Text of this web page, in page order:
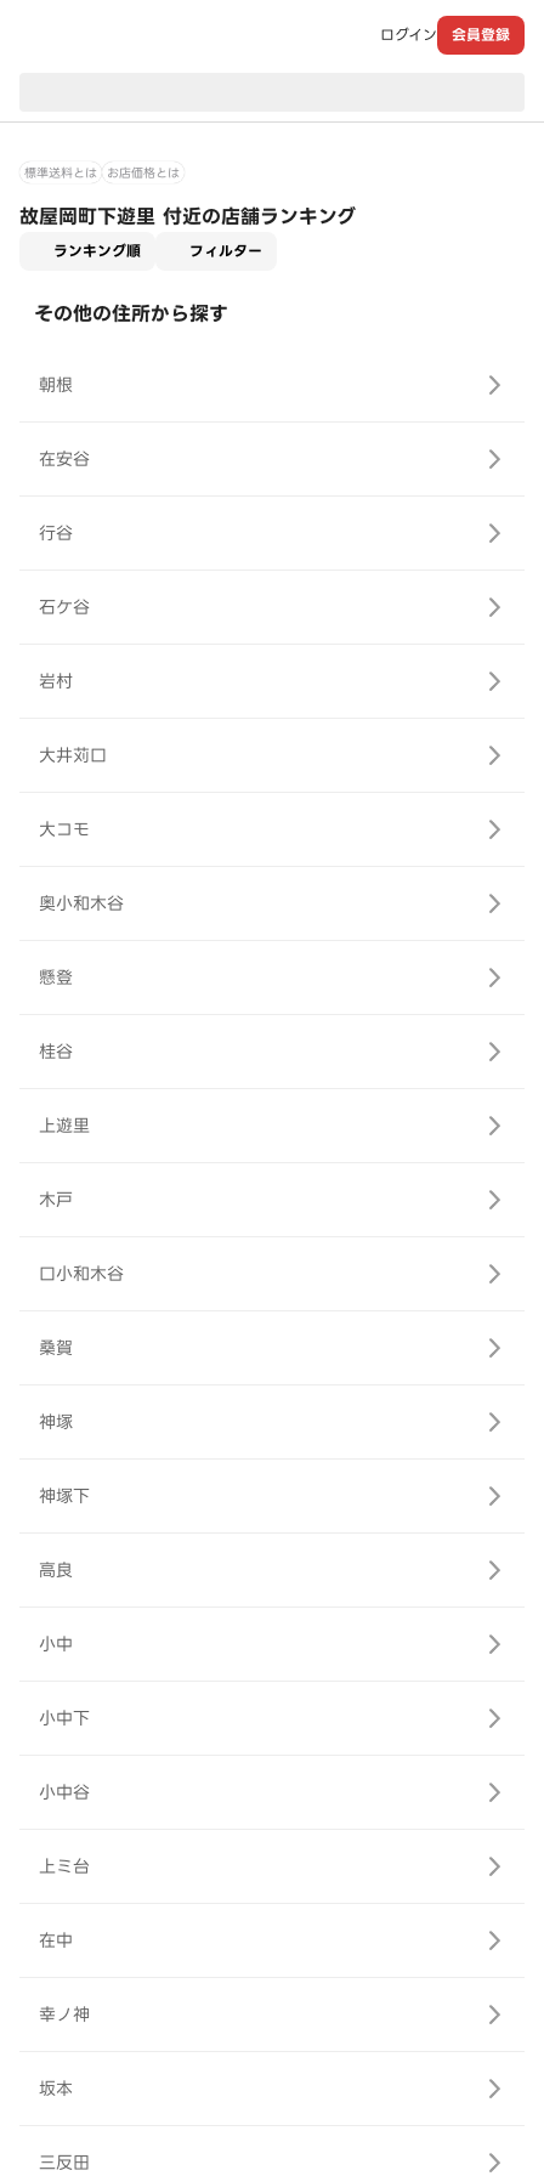
ログイン 会員登録
標準送料とは お店価格とは
故屋岡町下遊里 付近の店舗ランキング
ランキング順 フィルター
その他の住所から探す
朝根
在安谷
行谷
石ケ谷
岩村
大井苅口
大コモ
奥小和木谷
懸登
桂谷
上遊里
木戸
口小和木谷
桑賀
神塚
神塚下
高良
小中
小中下
小中谷
上ミ台
在中
幸ノ神
坂本
三反田